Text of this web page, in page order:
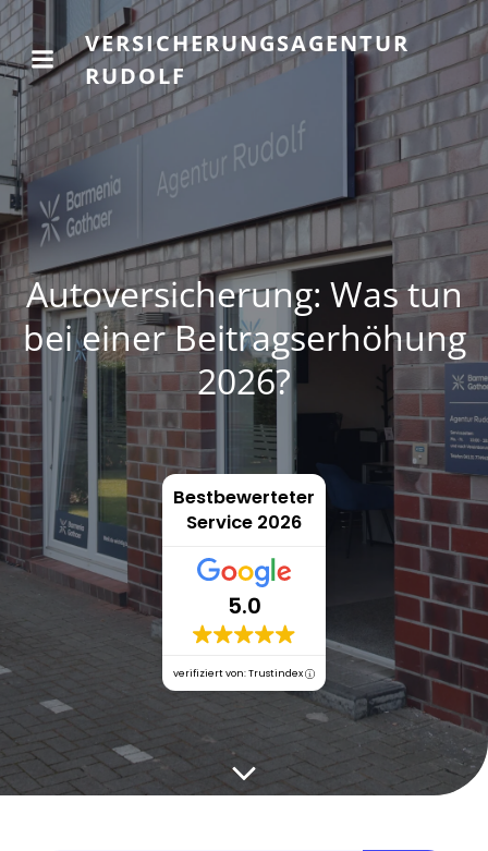
VERSICHERUNGSAGENTUR
RUDOLF
Autoversicherung: Was tun
bei einer Beitragserhöhung
2026?
Bestbewerteter
Service 2026
5.0
verifiziert von: Trustindex